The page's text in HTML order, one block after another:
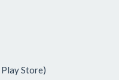
Store)